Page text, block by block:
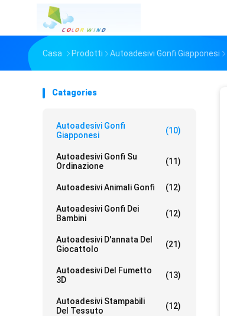
Casa Prodotti Autoadesivi Gonfi Giapponesi
Catagories
Autoadesivi Gonfi
Giapponesi
(10)
Autoadesivi Gonfi Su
Ordinazione
(11)
Autoadesivi Animali Gonfi (12)
Autoadesivi Gonfi Dei
Bambini
(12)
Autoadesivi D'annata Del
Giocattolo
(21)
Autoadesivi Del Fumetto
3D
(13)
Autoadesivi Stampabili
Del Tessuto
(12)